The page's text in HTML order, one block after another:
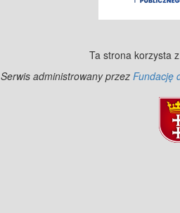
Ta strona korzysta
Serwis administrowany przez Fundację